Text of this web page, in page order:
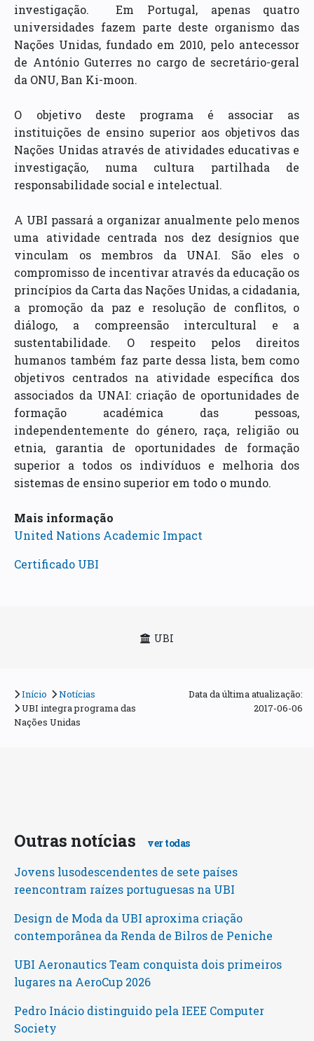
investigação. Em Portugal, apenas quatro
universidades fazem parte deste organismo das
Nações Unidas, fundado em 2010, pelo antecessor
de António Guterres no cargo de secretário-geral
da ONU, Ban Ki-moon.
O objetivo deste programa é associar as
instituições de ensino superior aos objetivos das
Nações Unidas através de atividades educativas e
investigação, numa cultura partilhada de
responsabilidade social e intelectual.
A UBI passará a organizar anualmente pelo menos
uma atividade centrada nos dez desígnios que
vinculam os membros da UNAI. São eles o
compromisso de incentivar através da educação os
princípios da Carta das Nações Unidas, a cidadania,
a promoção da paz e resolução de conflitos, o
diálogo, a compreensão intercultural e a
sustentabilidade. O respeito pelos direitos
humanos também faz parte dessa lista, bem como
objetivos centrados na atividade específica dos
associados da UNAI: criação de oportunidades de
formação académica das pessoas,
independentemente do género, raça, religião ou
etnia, garantia de oportunidades de formação
superior a todos os indivíduos e melhoria dos
sistemas de ensino superior em todo o mundo.
Mais informação
United Nations Academic Impact
Certificado UBI
UBI
Início
Notícias
UBI integra programa das
Nações Unidas
Data da última atualização:
2017-06-06
Outras notícias ver todas
Jovens lusodescendentes de sete países
reencontram raízes portuguesas na UBI
Design de Moda da UBI aproxima criação
contemporânea da Renda de Bilros de Peniche
UBI Aeronautics Team conquista dois primeiros
lugares na AeroCup 2026
Pedro Inácio distinguido pela IEEE Computer
Society